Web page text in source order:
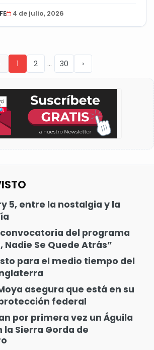
4 de julio, 2026
1 2 ... 30 ›
5, entre la nostalgia y la
del programa
Nadie Se Quede Atrás”
para el medio tiempo del
asegura que está en su
federal
por primera vez un Águila
la Sierra Gorda de